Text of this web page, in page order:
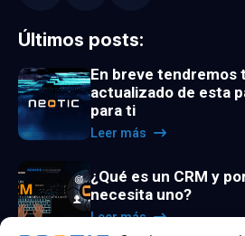
Últimos posts:
En breve tendremos
actualizado de esta
para ti
Leer más
¿Qué es un CRM y
necesita uno?
Leer más